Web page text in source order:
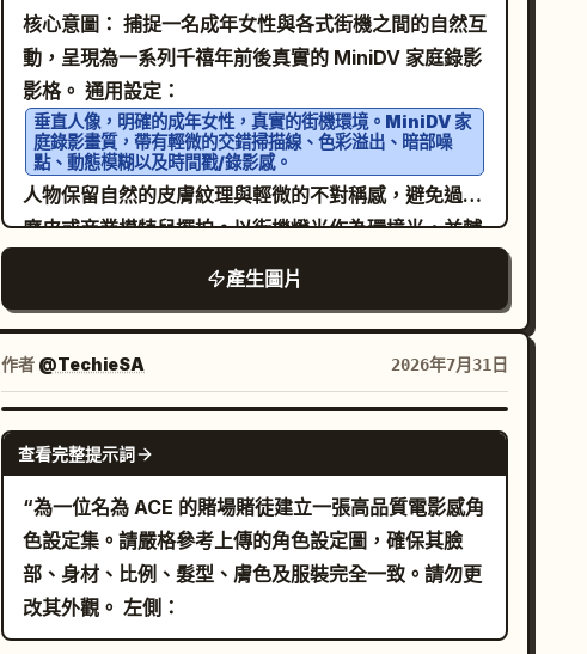
景為敞開的障子門與翠綠的庭園。來自左上方的柔和自
然光，在皮膚、頭髮與地板上投射出溫暖的光斑。 構圖
/ 攝影：垂直 3:4 長寬比。膝蓋以上至全身的肖像，人
物居中。Q 版角色有節奏地散落在她周圍。淺景深效
果。 質感 / 風格：主要人物與緣側呈現高畫質寫實風
格。小角色則渲染為精緻的 3D Q 版模型。畫面疊加了
白色、粉色與黃色的手繪線條藝術，包含愛心、太陽等
塗鴉，以及「SUMMER」與「HAPPY」等文字。 負面
提示：請勿將主要對象與 Q 版角色的臉部混淆；保持
手部與瓶子的抓握自然；不可遺漏風鈴或金魚缸。
核心意圖： 捕捉一名成年女性與各式街機之間的自然互
動，呈現為一系列千禧年前後真實的 MiniDV 家庭錄影
影格。 通用設定：
垂直人像，明確的成年女性，真實的街機環境。MiniDV 家
庭錄影畫質，帶有輕微的交錯掃描線、色彩溢出、暗部噪
點、動態模糊以及時間戳/錄影感。
人物保留自然的皮膚紋理與輕微的不對稱感，避免過度
磨皮或商業模特兒擺拍。以街機燈光作為環境光，並輔
以頂部柔和補光照亮臉部；禁止臉部出現隨機光斑。 影
格 1： 打烊後狹窄的夾娃娃機走道。從左上方俯拍；女
性剛補完貨，單手關上玻璃門，身體沿著機台形成對角
線，回頭看向鏡頭。身穿亮面粉白色制服，搭配不透明
低領、收腰裙與絲襪。冷白色機櫃燈光與黑暗走廊陰影
形成對比。 影格 2： 老式跳舞機平台。腰部高度的側
向跟拍；女性剛完成最後一拍，雙腳穩定踩在踏板上，
身體仍帶有輕微慣性，馬尾與裙擺隨之擺動。銀藍色舞
台制服，映照著街機螢幕與踏板的藍紫色光芒；僅髮梢
與背景出現模糊。 影格 3： 紅黑色賽車模擬器駕駛
艙。從儀表板側前方的低角度特寫；比賽結束後，女性
產生圖片
作者 @TechieSA 2026年7月31日
GPT IMAGE 2
查看完整提示詞
“為一位名為 ACE 的賭場賭徒建立一張高品質電影感角
色設定集。請嚴格參考上傳的角色設定圖，確保其臉
部、身材、比例、髮型、膚色及服裝完全一致。請勿更
改其外觀。 左側：